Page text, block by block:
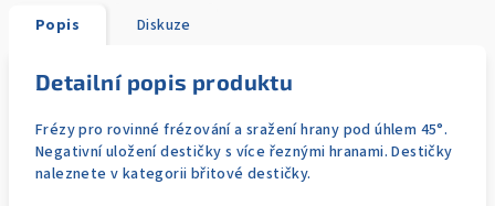
Popis Diskuze
Detailní popis produktu
Frézy pro rovinné frézování a sražení hrany pod úhlem 45°.
Negativní uložení destičky s více řeznými hranami. Destičky
naleznete v kategorii břitové destičky.